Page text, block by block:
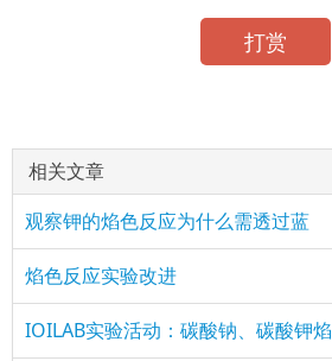
打赏
相关文章
观察钾的焰色反应为什么需透过蓝
焰色反应实验改进
IOILAB实验活动：碳酸钠、碳酸钾焰